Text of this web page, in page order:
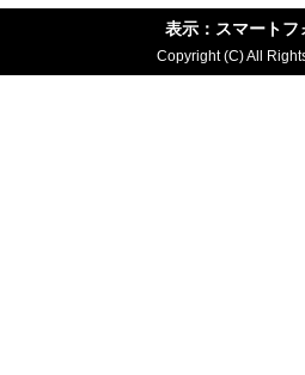
表示：スマートフ
Copyright (C) All